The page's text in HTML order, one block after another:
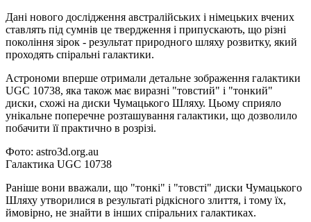
Дані нового дослідження австралійських і німецьких вчених
ставлять під сумнів це твердження і припускають, що різні
покоління зірок - результат природного шляху розвитку, який
проходять спіральні галактики.
Астрономи вперше отримали детальне зображення галактики
UGC 10738, яка також має виразні "товстий" і "тонкий"
диски, схожі на диски Чумацького Шляху. Цьому сприяло
унікальне поперечне розташування галактики, що дозволило
побачити її практично в розрізі.
Фото: astro3d.org.au
Галактика UGC 10738
Раніше вони вважали, що "тонкі" і "товсті" диски Чумацького
Шляху утворилися в результаті рідкісного злиття, і тому їх,
ймовірно, не знайти в інших спіральних галактиках.